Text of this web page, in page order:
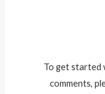
To get started
comments,